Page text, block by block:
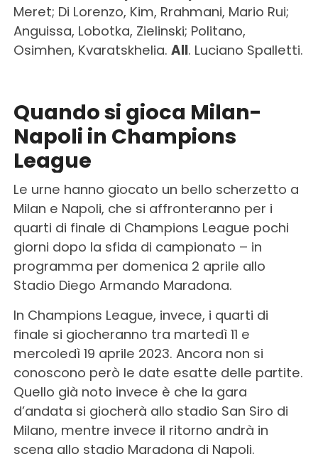
Meret; Di Lorenzo, Kim, Rrahmani, Mario Rui;
Anguissa, Lobotka, Zielinski; Politano,
Osimhen, Kvaratskhelia. All. Luciano Spalletti.
Quando si gioca Milan-
Napoli in Champions
League
Le urne hanno giocato un bello scherzetto a
Milan e Napoli, che si affronteranno per i
quarti di finale di Champions League pochi
giorni dopo la sfida di campionato – in
programma per domenica 2 aprile allo
Stadio Diego Armando Maradona.
In Champions League, invece, i quarti di
finale si giocheranno tra martedì 11 e
mercoledì 19 aprile 2023. Ancora non si
conoscono però le date esatte delle partite.
Quello già noto invece è che la gara
d’andata si giocherà allo stadio San Siro di
Milano, mentre invece il ritorno andrà in
scena allo stadio Maradona di Napoli.